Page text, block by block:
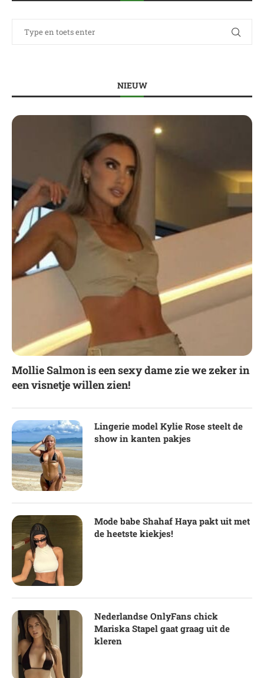
NIEUW
Mollie Salmon is een sexy dame zie we zeker in
een visnetje willen zien!
Lingerie model Kylie Rose steelt de
show in kanten pakjes
Mode babe Shahaf Haya pakt uit met
de heetste kiekjes!
Nederlandse OnlyFans chick
Mariska Stapel gaat graag uit de
kleren